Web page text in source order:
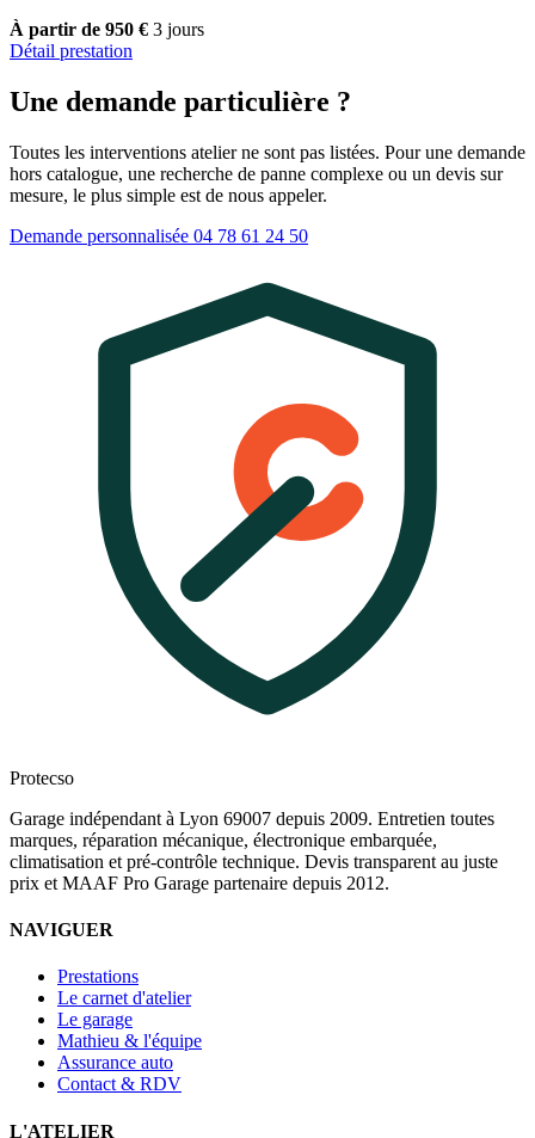
À partir de 950 € 3 jours
Détail prestation
Une demande particulière ?
Toutes les interventions atelier ne sont pas listées. Pour une demande
hors catalogue, une recherche de panne complexe ou un devis sur
mesure, le plus simple est de nous appeler.
Demande personnalisée 04 78 61 24 50
Protecso
Garage indépendant à Lyon 69007 depuis 2009. Entretien toutes
marques, réparation mécanique, électronique embarquée,
climatisation et pré-contrôle technique. Devis transparent au juste
prix et MAAF Pro Garage partenaire depuis 2012.
NAVIGUER
Prestations
Le carnet d'atelier
Le garage
Mathieu & l'équipe
Assurance auto
Contact & RDV
L'ATELIER